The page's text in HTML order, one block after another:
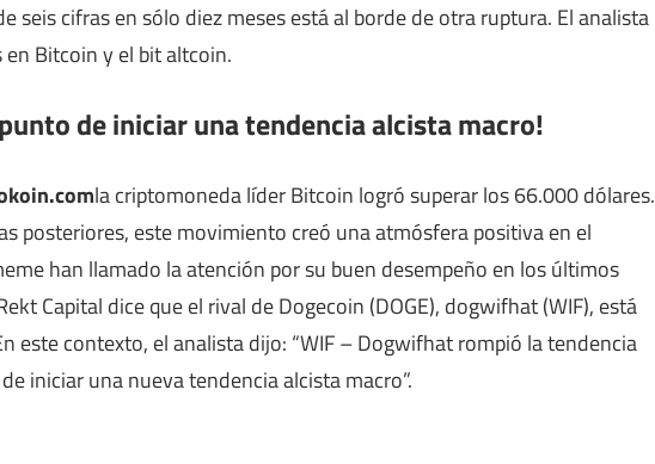
seis cifras en sólo diez meses está al borde de otra ruptura. El analista
Bitcoin y el bit altcoin.
de iniciar una tendencia alcista macro!
la criptomoneda líder Bitcoin logró superar los 66.000 dólares.
posteriores, este movimiento creó una atmósfera positiva en el
han llamado la atención por su buen desempeño en los últimos
Capital dice que el rival de Dogecoin (DOGE), dogwifhat (WIF), está
este contexto, el analista dijo: “WIF – Dogwifhat rompió la tendencia
iniciar una nueva tendencia alcista macro”.